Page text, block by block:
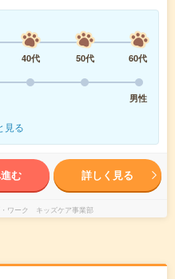
40代 50代
60代
男性
見る
む 詳しく見る
ワーク キッズケア事業部